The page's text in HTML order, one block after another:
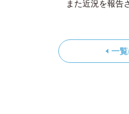
また近況を報告
一